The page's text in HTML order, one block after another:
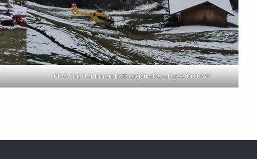
PKW auf der Innerkristbergstraße abgestürzt 6/6